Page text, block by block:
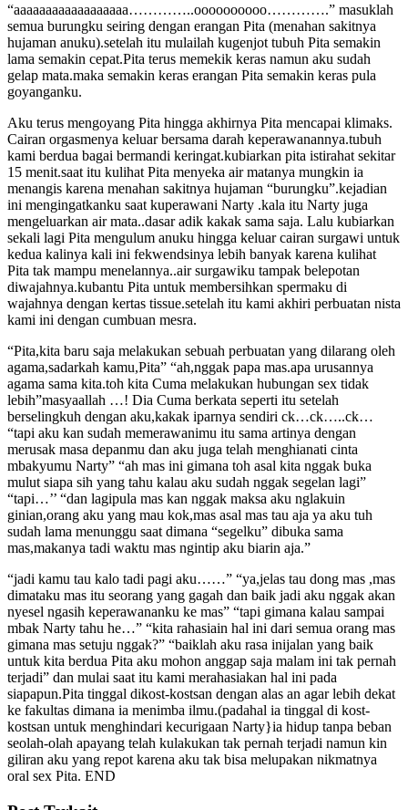
“aaaaaaaaaaaaaaaaaa…………..oooooooooo………….” masuklah
semua burungku seiring dengan erangan Pita (menahan sakitnya
hujaman anuku).setelah itu mulailah kugenjot tubuh Pita semakin
lama semakin cepat.Pita terus memekik keras namun aku sudah
gelap mata.maka semakin keras erangan Pita semakin keras pula
goyanganku.
Aku terus mengoyang Pita hingga akhirnya Pita mencapai klimaks.
Cairan orgasmenya keluar bersama darah keperawanannya.tubuh
kami berdua bagai bermandi keringat.kubiarkan pita istirahat sekitar
15 menit.saat itu kulihat Pita menyeka air matanya mungkin ia
menangis karena menahan sakitnya hujaman “burungku”.kejadian
ini mengingatkanku saat kuperawani Narty .kala itu Narty juga
mengeluarkan air mata..dasar adik kakak sama saja. Lalu kubiarkan
sekali lagi Pita mengulum anuku hingga keluar cairan surgawi untuk
kedua kalinya kali ini fekwendsinya lebih banyak karena kulihat
Pita tak mampu menelannya..air surgawiku tampak belepotan
diwajahnya.kubantu Pita untuk membersihkan spermaku di
wajahnya dengan kertas tissue.setelah itu kami akhiri perbuatan nista
kami ini dengan cumbuan mesra.
“Pita,kita baru saja melakukan sebuah perbuatan yang dilarang oleh
agama,sadarkah kamu,Pita” “ah,nggak papa mas.apa urusannya
agama sama kita.toh kita Cuma melakukan hubungan sex tidak
lebih”masyaallah …! Dia Cuma berkata seperti itu setelah
berselingkuh dengan aku,kakak iparnya sendiri ck…ck…..ck…
“tapi aku kan sudah memerawanimu itu sama artinya dengan
merusak masa depanmu dan aku juga telah menghianati cinta
mbakyumu Narty” “ah mas ini gimana toh asal kita nggak buka
mulut siapa sih yang tahu kalau aku sudah nggak segelan lagi”
“tapi…’’ “dan lagipula mas kan nggak maksa aku nglakuin
ginian,orang aku yang mau kok,mas asal mas tau aja ya aku tuh
sudah lama menunggu saat dimana “segelku” dibuka sama
mas,makanya tadi waktu mas ngintip aku biarin aja.”
“jadi kamu tau kalo tadi pagi aku……” “ya,jelas tau dong mas ,mas
dimataku mas itu seorang yang gagah dan baik jadi aku nggak akan
nyesel ngasih keperawananku ke mas” “tapi gimana kalau sampai
mbak Narty tahu he…” “kita rahasiain hal ini dari semua orang mas
gimana mas setuju nggak?” “baiklah aku rasa inijalan yang baik
untuk kita berdua Pita aku mohon anggap saja malam ini tak pernah
terjadi” dan mulai saat itu kami merahasiakan hal ini pada
siapapun.Pita tinggal dikost-kostsan dengan alas an agar lebih dekat
ke fakultas dimana ia menimba ilmu.(padahal ia tinggal di kost-
kostsan untuk menghindari kecurigaan Narty}ia hidup tanpa beban
seolah-olah apayang telah kulakukan tak pernah terjadi namun kin
giliran aku yang repot karena aku tak bisa melupakan nikmatnya
oral sex Pita. END